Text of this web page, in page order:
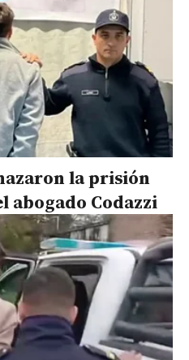
la prisión
abogado Codazzi